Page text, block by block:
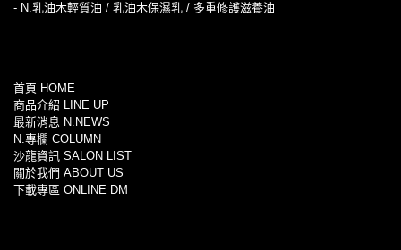
- N.乳油木輕質油 / 乳油木保濕乳 / 多重修護滋養油
首頁 HOME
商品介紹 LINE UP
最新消息 N.NEWS
N.專欄 COLUMN
沙龍資訊 SALON LIST
關於我們 ABOUT US
下載專區 ONLINE DM